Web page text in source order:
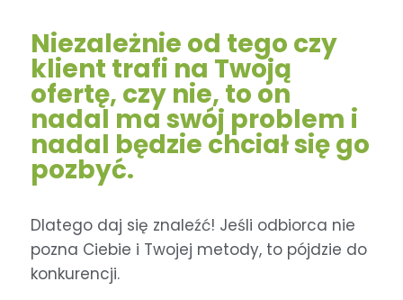
Niezależnie od tego czy
klient trafi na Twoją
ofertę, czy nie, to on
nadal ma swój problem i
nadal będzie chciał się go
pozbyć.
Dlatego daj się znaleźć! Jeśli odbiorca nie
pozna Ciebie i Twojej metody, to pójdzie do
konkurencji.